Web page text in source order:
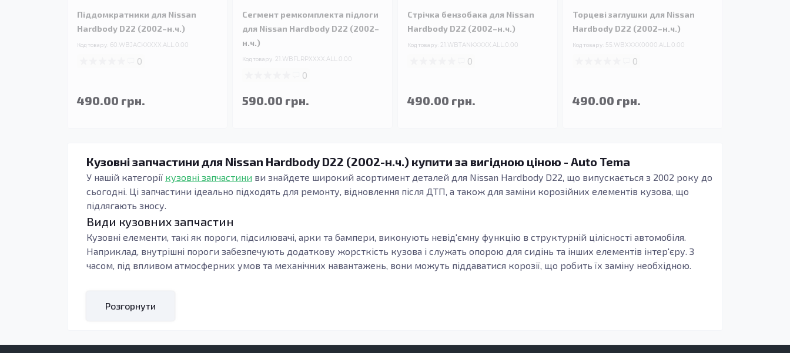
Піддомкратники для Nissan
Hardbody D22 (2002–н.ч.)
Код товару: 60.WBJACKXXXX.ALL.0.00
0
490.00 грн.
Сегмент ремкомплекта підлоги
для Nissan Hardbody D22 (2002–
н.ч.)
Код товару: 21.WBFLRPXXXX.ALL.0.00
0
590.00 грн.
Стрічка бензобака для Nissan
Hardbody D22 (2002–н.ч.)
Код товару: 21.WBTANKXXXX.ALL.0.00
0
490.00 грн.
Торцеві заглушки для Nissan
Hardbody D22 (2002–н.ч.)
Код товару: 55.WBXXXX0000.ALL.0.00
0
490.00 грн.
Кузовні запчастини для Nissan Hardbody D22 (2002-н.ч.) купити за вигідною ціною - Auto Tema
У нашій категорії кузовні запчастини ви знайдете широкий асортимент деталей для Nissan Hardbody D22, що випускається з 2002 року до
сьогодні. Ці запчастини ідеально підходять для ремонту, відновлення після ДТП, а також для заміни корозійних елементів кузова, що
підлягають зносу.
Види кузовних запчастин
Кузовні елементи, такі як пороги, підсилювачі, арки та бампери, виконують невід'ємну функцію в структурній цілісності автомобіля.
Наприклад, внутрішні пороги забезпечують додаткову жорсткість кузова і служать опорою для сидінь та інших елементів інтер'єру. З
часом, під впливом атмосферних умов та механічних навантажень, вони можуть піддаватися корозії, що робить їх заміну необхідною.
адже стан кузова безпосередньо впливає на загальну надійність авто.
з якої виготовляються багато деталей, відзначається своєю довговічністю та захистом від корозії, що робить її ідеальним вибором для
Розгорнути